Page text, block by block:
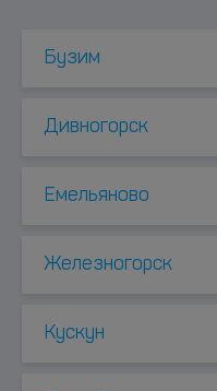
Бузим
Дивногорск
Емельяново
Железногорск
Куcкун